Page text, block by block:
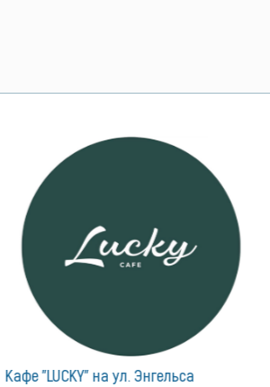
Кафе "LUCKY" на ул. Энгельса